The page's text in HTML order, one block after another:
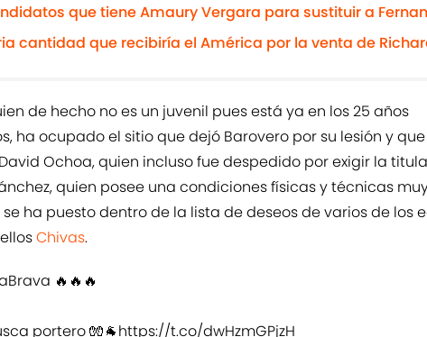
que tiene Amaury Vergara para sustituir a
cantidad que recibiría el América por la venta de
de hecho no es un juvenil pues está ya en los 25 años
ha ocupado el sitio que dejó Barovero por su lesión y
Ochoa, quien incluso fue despedido por exigir la
quien posee una condiciones físicas y técnicas
ha puesto dentro de la lista de deseos de varios de los
Chivas.
🔥🔥🔥
portero 🧤🐐https://t.co/dwHzmGPjzH